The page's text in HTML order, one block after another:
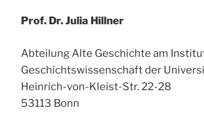
Prof. Dr. Julia Hillner
Abteilung Alte Geschichte am
Geschichtswissenschaft der
Heinrich-von-Kleist-Str. 22-28
53113 Bonn